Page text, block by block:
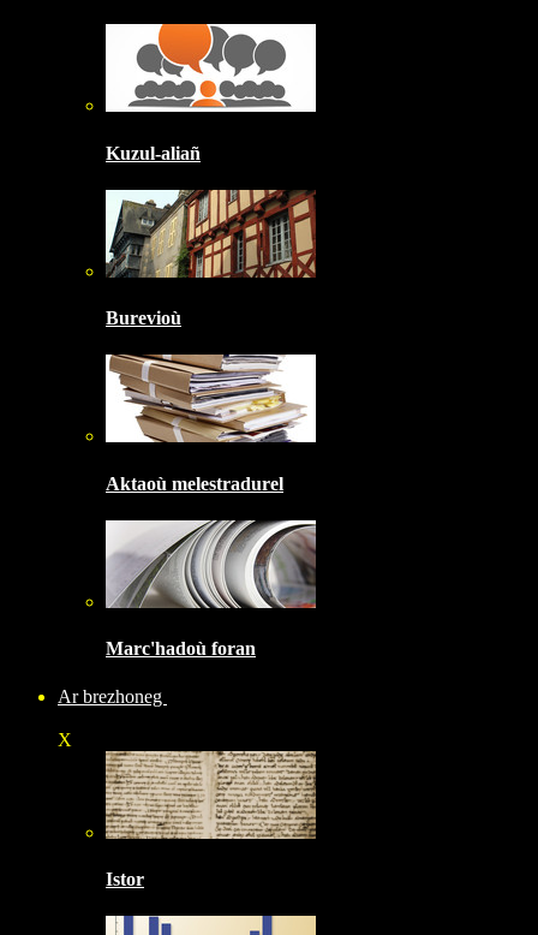
Kuzul-aliañ
Burevioù
Aktaoù melestradurel
Marc'hadoù foran
Ar brezhoneg
X
Istor